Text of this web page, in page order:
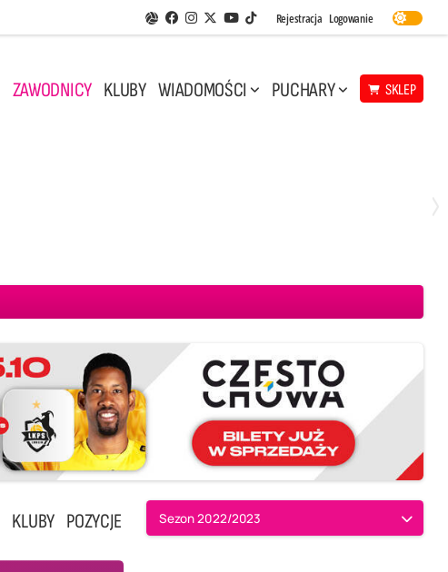
Aplikacja Siatkarskie Ligi
Facebook
Instagram
Twitter
Youtube
TikTok
Rejestracja Logowanie
ZAWODNICY KLUBY WIADOMOŚCI PUCHARY SKLEP
KLUBY POZYCJE Sezon 2022/2023